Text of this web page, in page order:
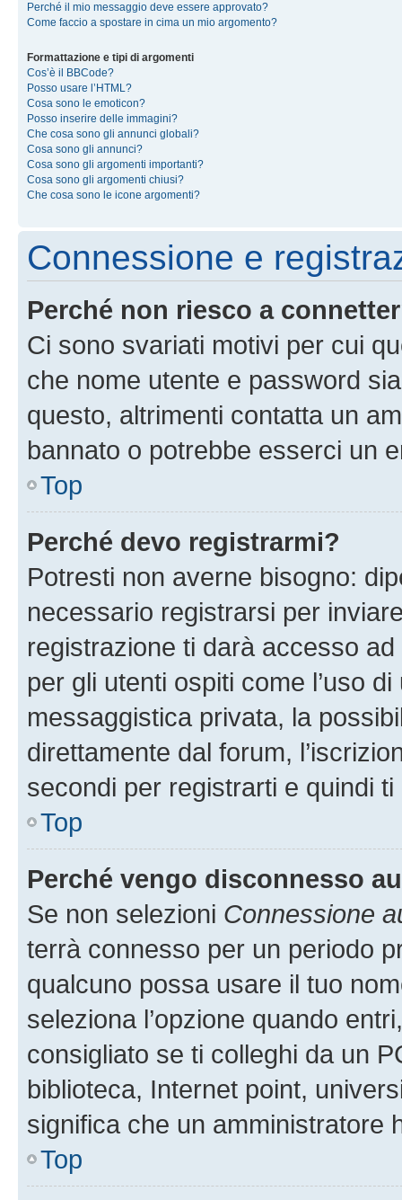
Perché il mio messaggio deve essere approvato?
Come faccio a spostare in cima un mio argomento?
Formattazione e tipi di argomenti
Cos’è il BBCode?
Posso usare l’HTML?
Cosa sono le emoticon?
Posso inserire delle immagini?
Che cosa sono gli annunci globali?
Cosa sono gli annunci?
Cosa sono gli argomenti importanti?
Cosa sono gli argomenti chiusi?
Che cosa sono le icone argomenti?
Connessione e
Perché non riesco a
Ci sono svariati motivi per cui
che nome utente e password
questo, altrimenti contatta un
bannato o potrebbe esserci un
Top
Perché devo registrarmi?
Potresti non averne bisogno:
necessario registrarsi per
registrazione ti darà accesso
per gli utenti ospiti come l’uso
messaggistica privata, la
direttamente dal forum,
secondi per registrarti e quindi
Top
Perché vengo disconnesso
Se non selezioni Connessione
terrà connesso per un periodo
qualcuno possa usare il tuo
seleziona l’opzione quando
consigliato se ti colleghi da un
biblioteca, Internet point,
significa che un amministratore
Top